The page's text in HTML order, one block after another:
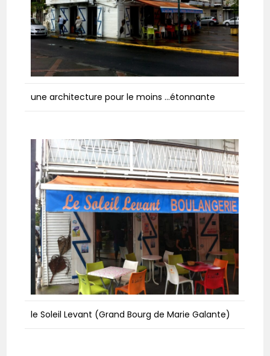
une architecture pour le moins …étonnante
le Soleil Levant (Grand Bourg de Marie Galante)